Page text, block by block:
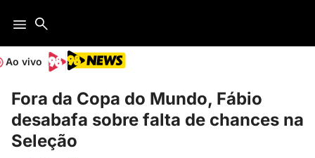
Ao vivo
Fora da Copa do Mundo, Fábio
desabafa sobre falta de chances na
Seleção